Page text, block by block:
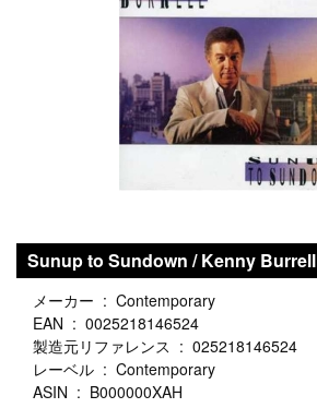
Sunup to Sundown / Kenny Burrell
メーカー ‏ : ‎ Contemporary
EAN ‏ : ‎ 0025218146524
製造元リファレンス ‏ : ‎ 025218146524
レーベル ‏ : ‎ Contemporary
ASIN ‏ : ‎ B000000XAH